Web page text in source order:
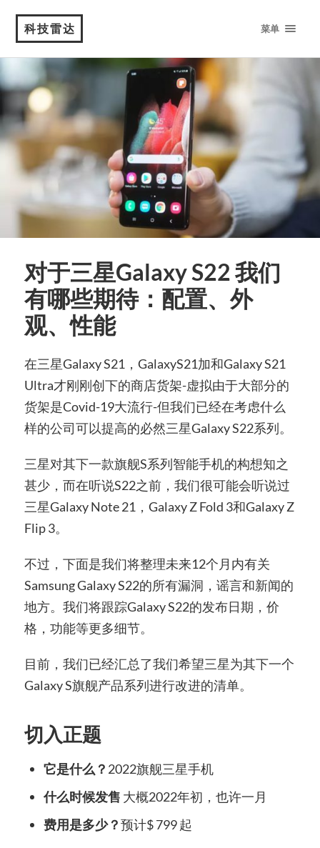
科技雷达 菜单
对于三星Galaxy S22 我们
有哪些期待：配置、外
观、性能
在三星Galaxy S21，GalaxyS21加和Galaxy S21
Ultra才刚刚创下的商店货架-虚拟由于大部分的
货架是Covid-19大流行-但我们已经在考虑什么
样的公司可以提高的必然三星Galaxy S22系列。
三星对其下一款旗舰S系列智能手机的构想知之
甚少，而在听说S22之前，我们很可能会听说过
三星Galaxy Note 21，Galaxy Z Fold 3和Galaxy Z
Flip 3。
不过，下面是我们将整理未来12个月内有关
Samsung Galaxy S22的所有漏洞，谣言和新闻的
地方。我们将跟踪Galaxy S22的发布日期，价
格，功能等更多细节。
目前，我们已经汇总了我们希望三星为其下一个
Galaxy S旗舰产品系列进行改进的清单。
切入正题
它是什么？ 2022旗舰三星手机
什么时候发售 大概2022年初，也许一月
费用是多少？预计$ 799 起